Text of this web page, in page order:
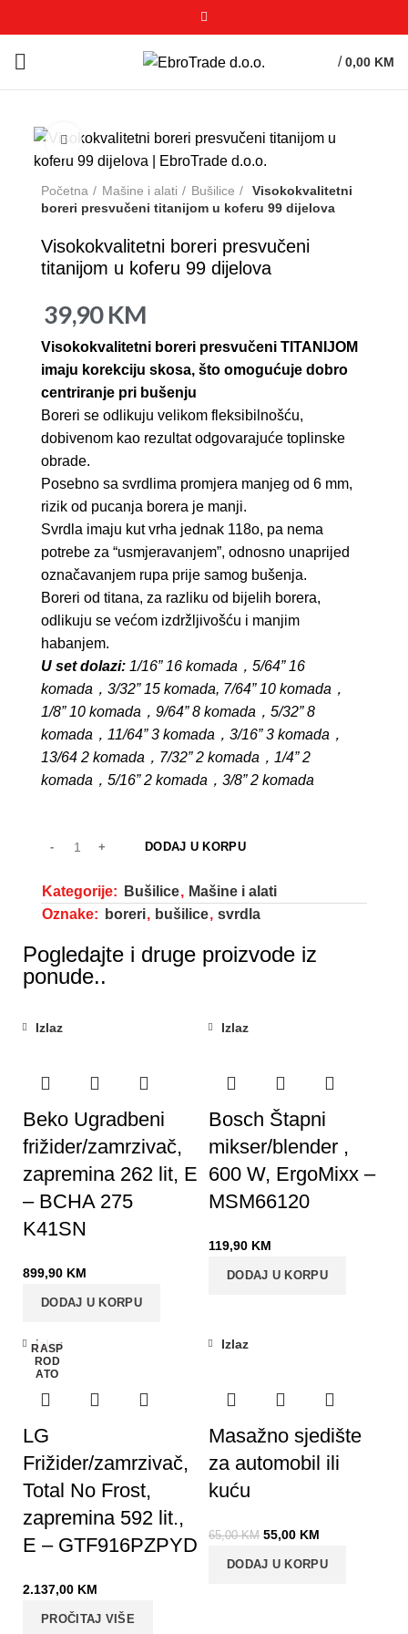
/ 0,00 KM
Click to enlarge
Početna Mašine i alati Bušilice
Visokokvalitetni
boreri presvučeni titanijom u koferu 99 dijelova
Visokokvalitetni boreri presvučeni
titanijom u koferu 99 dijelova
39,90KM
Visokokvalitetni boreri presvučeni TITANIJOM
imaju korekciju skosa, što omogućuje dobro
centriranje pri bušenju
Boreri se odlikuju velikom fleksibilnošću,
dobivenom kao rezultat odgovarajuće toplinske
obrade.
Posebno sa svrdlima promjera manjeg od 6 mm,
rizik od pucanja borera je manji.
Svrdla imaju kut vrha jednak 118o, pa nema
potrebe za “usmjeravanjem”, odnosno unaprijed
označavanjem rupa prije samog bušenja.
Boreri od titana, za razliku od bijelih borera,
odlikuju se većom izdržljivošću i manjim
habanjem.
U set dolazi: 1/16” 16 komada，5/64” 16
komada，3/32” 15 komada, 7/64” 10 komada，
1/8” 10 komada，9/64” 8 komada，5/32” 8
komada，11/64” 3 komada，3/16” 3 komada，
13/64 2 komada，7/32” 2 komada，1/4” 2
komada，5/16” 2 komada，3/8” 2 komada
DODAJ U KORPU
Kategorije: Bušilice, Mašine i alati
Oznake:
boreri, bušilice, svrdla
Pogledajte i druge proizvode iz
ponude..
Izlaz
Beko Ugradbeni
frižider/zamrzivač,
zapremina 262 lit, E
– BCHA 275
K41SN
899,90 KM
DODAJ U KORPU
Izlaz
Bosch Štapni
mikser/blender ,
600 W, ErgoMixx –
MSM66120
119,90 KM
DODAJ U KORPU
RASP
ROD
ATO
Izlaz
LG
Frižider/zamrzivač,
Total No Frost,
zapremina 592 lit.,
E – GTF916PZPYD
2.137,00 KM
PROČITAJ VIŠE
Izlaz
Masažno sjedište
za automobil ili
kuću
65,00KM 55,00 KM
DODAJ U KORPU